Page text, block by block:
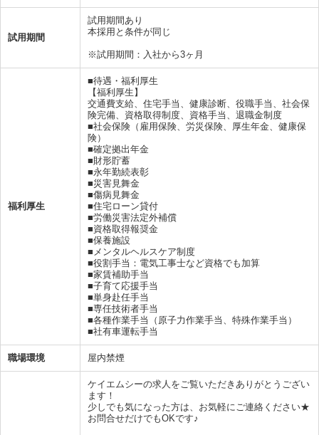
試用期間
試用期間あり
本採用と条件が同じ
※試用期間：入社から3ヶ月
福利厚生
■待遇・福利厚生
【福利厚生】
交通費支給、住宅手当、健康診断、役職手当、社会保
険完備、資格取得制度、資格手当、退職金制度
■社会保険（雇用保険、労災保険、厚生年金、健康保
険）
■確定拠出年金
■財形貯蓄
■永年勤続表彰
■災害見舞金
■傷病見舞金
■住宅ローン貸付
■労働災害法定外補償
■資格取得報奨金
■保養施設
■メンタルヘルスケア制度
■役割手当：電気工事士など資格でも加算
■家賃補助手当
■子育て応援手当
■単身赴任手当
■専任技術者手当
■各種作業手当（原子力作業手当、特殊作業手当）
■社有車運転手当
職場環境 屋内禁煙
ケイエムシーの求人をご覧いただきありがとうござい
ます！
少しでも気になった方は、お気軽にご連絡ください★
お問合せだけでもOKです♪